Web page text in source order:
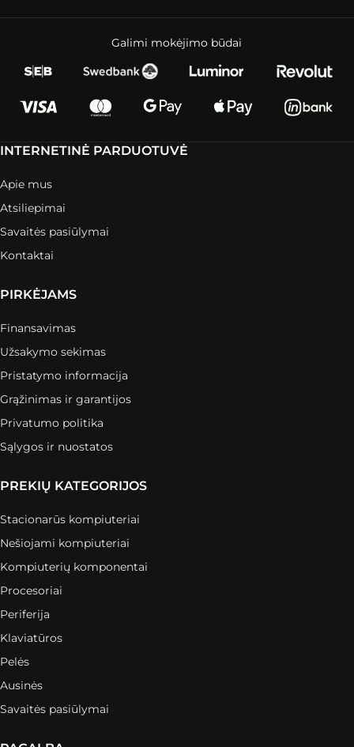
Galimi mokėjimo būdai
INTERNETINĖ PARDUOTUVĖ
Apie mus
Atsiliepimai
Savaitės pasiūlymai
Kontaktai
PIRKĖJAMS
Finansavimas
Užsakymo sekimas
Pristatymo informacija
Grąžinimas ir garantijos
Privatumo politika
Sąlygos ir nuostatos
PREKIŲ KATEGORIJOS
Stacionarūs kompiuteriai
Nešiojami kompiuteriai
Kompiuterių komponentai
Procesoriai
Periferija
Klaviatūros
Pelės
Ausinės
Savaitės pasiūlymai